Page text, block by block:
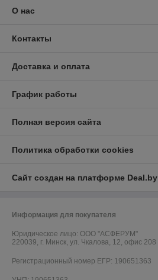
О нас
Контакты
Доставка и оплата
График работы
Полная версия сайта
Политика обработки cookies
Сайт создан на платформе Deal.by
Информация для покупателя
Юридическое лицо: ООО "АСФЕРУМ"
220039, г. Минск, ул. Чкалова, 12, офис 208
Регистрационный номер ЕГР: 190651363